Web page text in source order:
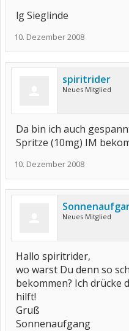
lg Sieglinde
10. Dezember 2008
spiritrider
Neues Mitglied
Da bin ich auch
Spritze (10mg) IM
10. Dezember 2008
Neues Mitglied
Hallo spiritrider,
wo warst Du denn so
bekommen? Ich drücke
hilft!
Gruß
Sonnenaufgang